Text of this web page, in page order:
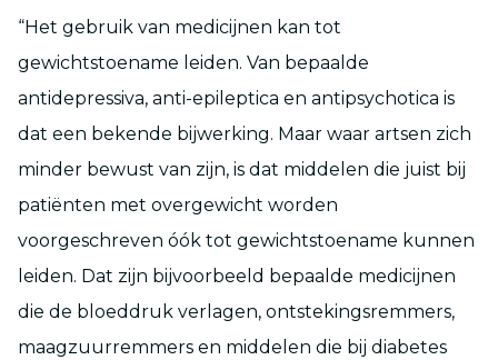
“Het gebruik van medicijnen kan tot
gewichtstoename leiden. Van bepaalde
antidepressiva, anti-epileptica en antipsychotica is
dat een bekende bijwerking. Maar waar artsen zich
minder bewust van zijn, is dat middelen die juist bij
patiënten met overgewicht worden
voorgeschreven óók tot gewichtstoename kunnen
leiden. Dat zijn bijvoorbeeld bepaalde medicijnen
die de bloeddruk verlagen, ontstekingsremmers,
maagzuurremmers en middelen die bij diabetes